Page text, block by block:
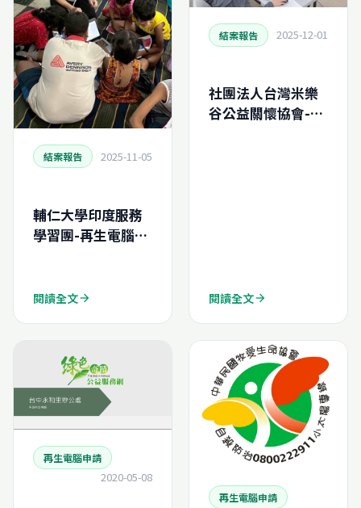
結案報告 2025-11-05
輔仁大學印度服務
學習團-再生電腦申
0)
閱讀全文arrow_forward
結案報告 2025-12-01
社團法人台灣米樂
谷公益關懷協會-再
閱讀全文arrow_forward
再生電腦申請
2020-05-08
再生電腦申請